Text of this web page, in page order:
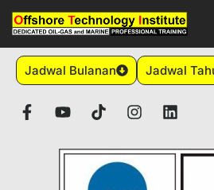
Jadwal Bulanan Jadwal